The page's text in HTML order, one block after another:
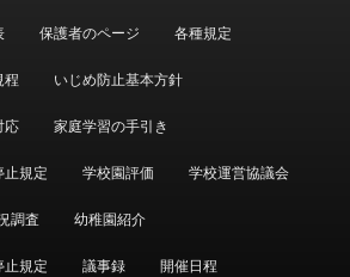
保護者のページ 各種規定
程 いじめ防止基本方針
応 家庭学習の手引き
規定 学校園評価 学校運営協議会
調査 幼稚園紹介
規定 議事録 開催日程